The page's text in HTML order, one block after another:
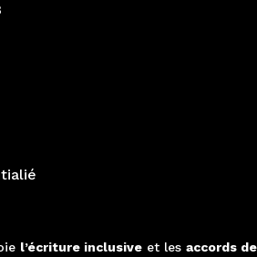
l’écriture inclusive et les accords de